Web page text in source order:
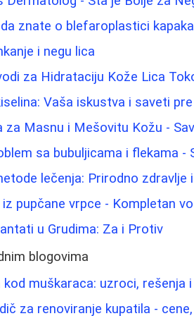
znate o blefaroplastici
i negu lica
za Hidrataciju Kože Lica
Vaša iskustva i saveti
za Masnu i Mešovitu Kožu -
sa bubuljicama i flekama -
lečenja: Prirodno
pupčane vrpce - Kompletan
u Grudima: Za i Protiv
blogovima
kod muškaraca: uzroci, rešenja
za renoviranje kupatila -